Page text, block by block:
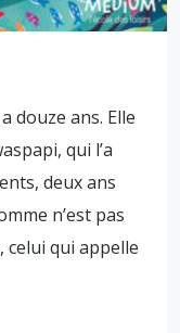
douze ans. Elle
qui l’a
deux ans
n’est pas
celui qui appelle